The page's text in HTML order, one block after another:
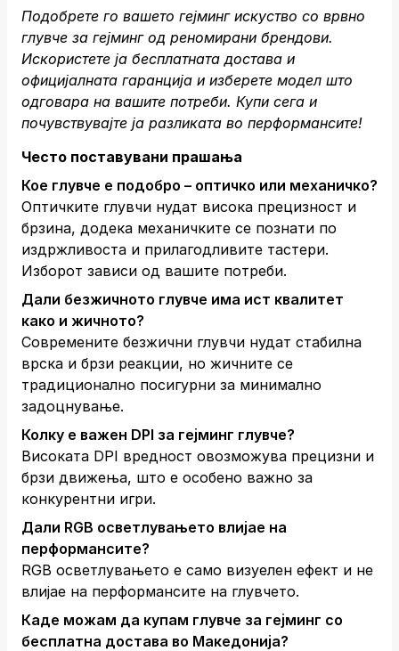
Подобрете го вашето гејминг искуство со врвно
глувче за гејминг од реномирани брендови.
Искористете ја бесплатната достава и
официјалната гаранција и изберете модел што
одговара на вашите потреби. Купи сега и
почувствувајте ја разликата во перформансите!
Често поставувани прашања
Кое глувче е подобро – оптичко или механичко?
Оптичките глувчи нудат висока прецизност и
брзина, додека механичките се познати по
издржливоста и прилагодливите тастери.
Изборот зависи од вашите потреби.
Дали безжичното глувче има ист квалитет
како и жичното?
Современите безжични глувчи нудат стабилна
врска и брзи реакции, но жичните се
традиционално посигурни за минимално
задоцнување.
Колку е важен DPI за гејминг глувче?
Високата DPI вредност овозможува прецизни и
брзи движења, што е особено важно за
конкурентни игри.
Дали RGB осветлувањето влијае на
перформансите?
RGB осветлувањето е само визуелен ефект и не
влијае на перформансите на глувчето.
Каде можам да купам глувче за гејминг со
бесплатна достава во Македонија?